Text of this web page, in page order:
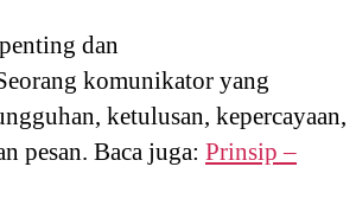
dan
komunikator yang
ketulusan, kepercayaan,
pesan. Baca juga: Prinsip –